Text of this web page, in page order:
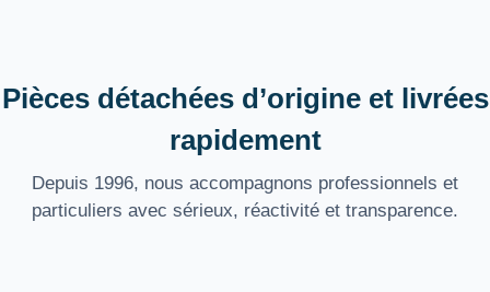
Pièces détachées d’origine et livrées
rapidement
Depuis 1996, nous accompagnons professionnels et
particuliers avec sérieux, réactivité et transparence.